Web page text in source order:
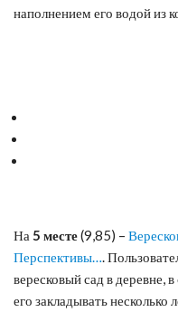
наполнением его водой из
На 5 месте(9,85) –
Перспективы….
вересковый сад в деревне,
его закладывать несколько